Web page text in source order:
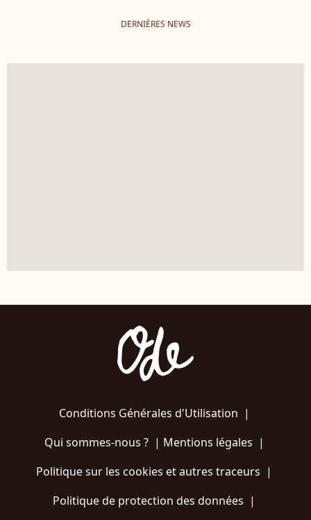
DERNIÈRES NEWS
Conditions Générales d'Utilisation |
Qui sommes-nous ?| Mentions légales |
Politique sur les cookies et autres traceurs |
Politique de protection des données |